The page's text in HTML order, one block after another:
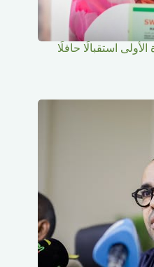
استقبالًا حافلًا